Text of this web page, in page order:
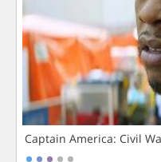
Captain America: Civil